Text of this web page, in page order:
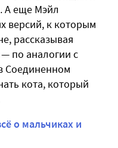
А еще Мэйл
версий, к которым
рассказывая
по аналогии с
Соединенном
кота, который
о мальчиках и